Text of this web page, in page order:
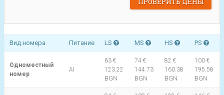
Вид номера Питание LS MS HS PS
Одноместный
номер
AI
63 €
123.22
BGN
74 €
144.73
BGN
82 €
160.38
BGN
100 €
195.58
BGN